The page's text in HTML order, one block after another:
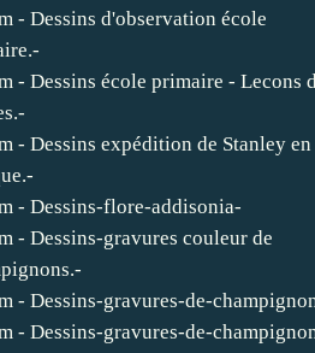
- Dessins d'observation école
- Dessins école primaire - Lecons
- Dessins expédition de Stanley en
- Dessins-flore-addisonia-
- Dessins-gravures couleur de
- Dessins-gravures-de-
- Dessins-gravures-de-